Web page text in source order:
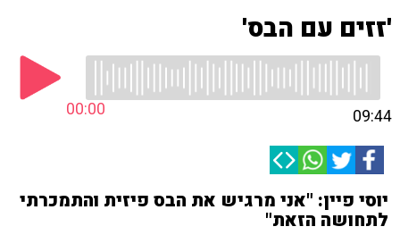
'זזים עם הבס'
00:00 09:44
יוסי פיין: "אני מרגיש את הבס פיזית והתמכרתי
לתחושה הזאת"